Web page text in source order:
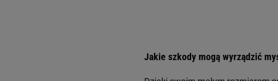
Jakie szkody mogą wyrządzić